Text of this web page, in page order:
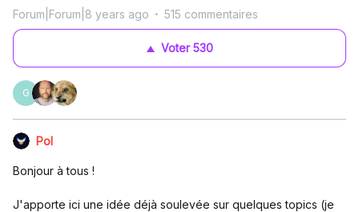
Forum|Forum|8 years ago 515 commentaires
Voter530
G
Pol
Bonjour à tous !
J'apporte ici une idée déjà soulevée sur quelques topics (je